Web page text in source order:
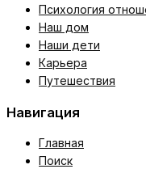
Психология
Наш дом
Наши дети
Карьера
Путешествия
Навигация
Главная
Поиск